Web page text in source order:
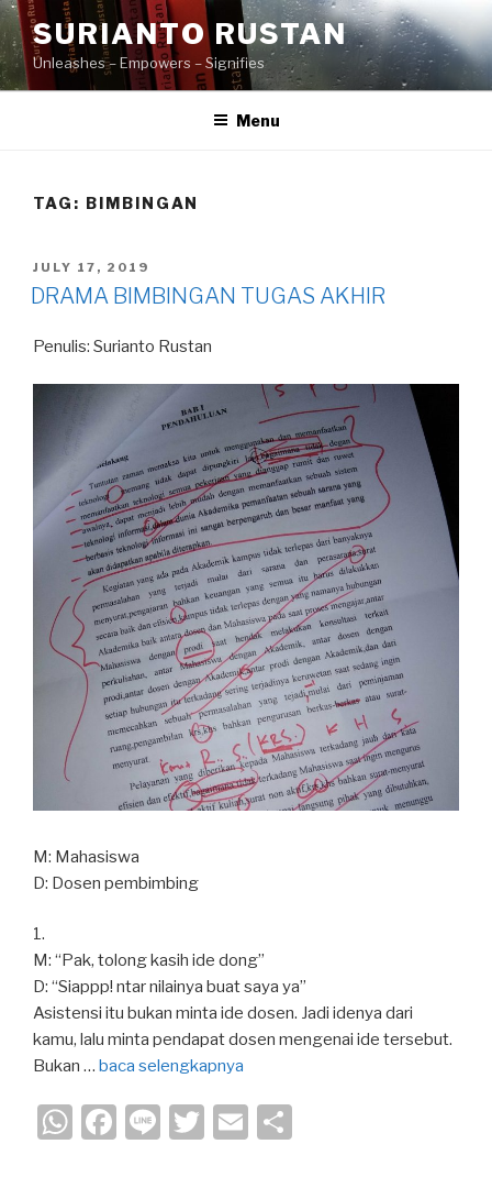
Skip
to
content
SURIANTO RUSTAN
Unleashes – Empowers – Signifies
Menu
TAG: BIMBINGAN
POSTED
ON
JULY 17, 2019
DRAMA BIMBINGAN TUGAS AKHIR
Penulis: Surianto Rustan
M: Mahasiswa
D: Dosen pembimbing
1.
M: “Pak, tolong kasih ide dong”
D: “Siappp! ntar nilainya buat saya ya”
Asistensi itu bukan minta ide dosen. Jadi idenya dari
kamu, lalu minta pendapat dosen mengenai ide tersebut.
Bukan … baca selengkapnya
W F
Li T
E